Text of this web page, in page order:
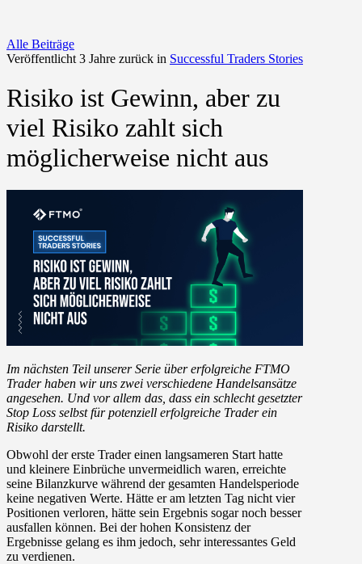
Alle Beiträge
Veröffentlicht 3 Jahre zurück in Successful Traders Stories
Risiko ist Gewinn, aber zu
viel Risiko zahlt sich
möglicherweise nicht aus
Im nächsten Teil unserer Serie über erfolgreiche FTMO
Trader haben wir uns zwei verschiedene Handelsansätze
angesehen. Und vor allem das, dass ein schlecht gesetzter
Stop Loss selbst für potenziell erfolgreiche Trader ein
Risiko darstellt.
Obwohl der erste Trader einen langsameren Start hatte
und kleinere Einbrüche unvermeidlich waren, erreichte
seine Bilanzkurve während der gesamten Handelsperiode
keine negativen Werte. Hätte er am letzten Tag nicht vier
Positionen verloren, hätte sein Ergebnis sogar noch besser
ausfallen können. Bei der hohen Konsistenz der
Ergebnisse gelang es ihm jedoch, sehr interessantes Geld
zu verdienen.